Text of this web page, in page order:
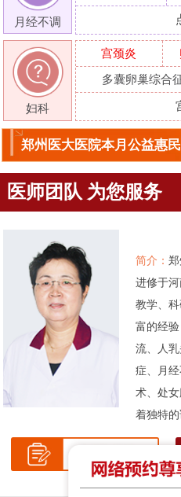
月经不调
妇科
宫颈炎
多囊卵巢综合
郑州医大医院本月公益惠
医师团队 为您服务
简介： 郑
进修于河
教学、
富的经
流、人
症、月
术、处
着独特的